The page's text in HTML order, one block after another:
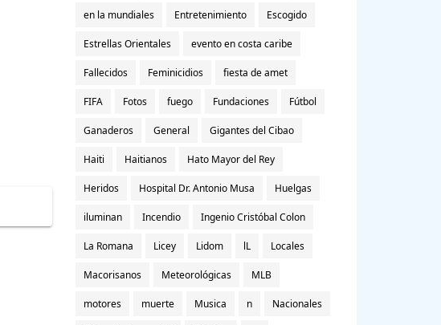
en la mundiales Entretenimiento Escogido
Estrellas Orientales evento en costa caribe
Fallecidos Feminicidios fiesta de amet
FIFA Fotos fuego Fundaciones Fútbol
Ganaderos General Gigantes del Cibao
Haiti Haitianos Hato Mayor del Rey
Heridos Hospital Dr. Antonio Musa Huelgas
iluminan Incendio Ingenio Cristóbal Colon
La Romana Licey Lidom lL Locales
Macorisanos Meteorológicas MLB
motores muerte Musica n Nacionales